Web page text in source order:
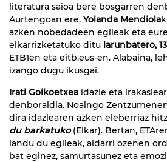
literatura saioa bere bosgarren
Aurtengoan ere, Yolanda Mendiola
azken nobedadeen egileak eta
elkarrizketatuko ditu larunbatero,
ETB1en eta eitb.eus-en. Alabaina,
izango dugu ikusgai.
Irati Goikoetxea idazle eta
denboraldia. Noaingo
dira idazlearen azken eleberriaz
du barkatuko(Elkar). Bertan,
landu du egileak, aldarri ozenen
bat eginez, samurtasunez eta